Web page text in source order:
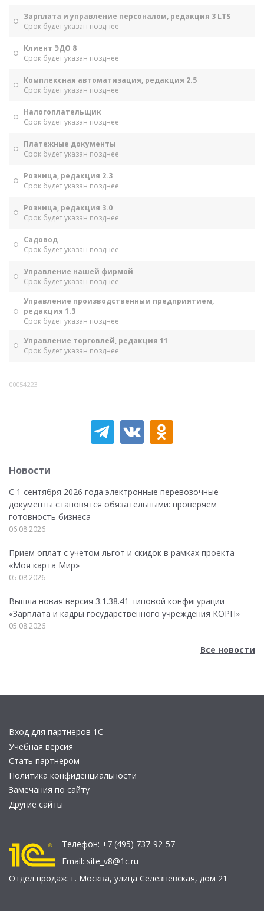
Зарплата и управление персоналом, редакция 3 LTS
Срок будет указан позднее
Клиент ЭДО 8
Срок будет указан позднее
Комплексная автоматизация, редакция 2.5
Срок будет указан позднее
Налогоплательщик
Срок будет указан позднее
Платежные документы
Срок будет указан позднее
Розница, редакция 2.3
Срок будет указан позднее
Розница, редакция 3.0
Срок будет указан позднее
Садовод
Срок будет указан позднее
Управление нашей фирмой
Срок будет указан позднее
Управление производственным предприятием,
редакция 1.3
Срок будет указан позднее
Управление торговлей, редакция 11
Срок будет указан позднее
00054223
Новости
С 1 сентября 2026 года электронные перевозочные
документы становятся обязательными: проверяем
готовность бизнеса
06.08.2026
Прием оплат с учетом льгот и скидок в рамках проекта
«Моя карта Мир»
05.08.2026
Вышла новая версия 3.1.38.41 типовой конфигурации
«Зарплата и кадры государственного учреждения КОРП»
05.08.2026
Все новости
Вход для партнеров 1С
Учебная версия
Стать партнером
Политика конфиденциальности
Замечания по сайту
Другие сайты
Телефон: +7 (495) 737-92-57
Email: site_v8@1c.ru
Отдел продаж: г. Москва, улица Селезнёвская, дом 21